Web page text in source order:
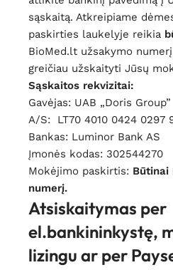
sąskaitą. Atkreipiame
paskirties laukelyje reikia
BioMed.lt užsakymo
greičiau užskaityti Jūsų
Sąskaitos rekvizitai:
Gavėjas: UAB „Doris Group”
A/S: LT70 4010 0424 0297
Bankas: Luminor Bank AS
Įmonės kodas: 302544270
Mokėjimo paskirtis: Būtinai
numerį.
Atsiskaitymas per
el.bankininkystę,
lizingu ar per